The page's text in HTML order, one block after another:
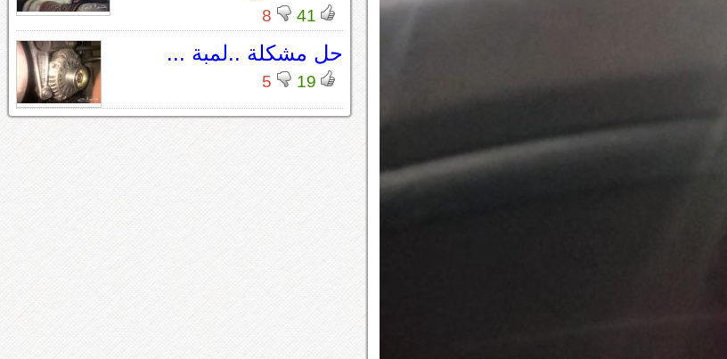
41
8
حل مشكلة ..لمبة ...
19
5